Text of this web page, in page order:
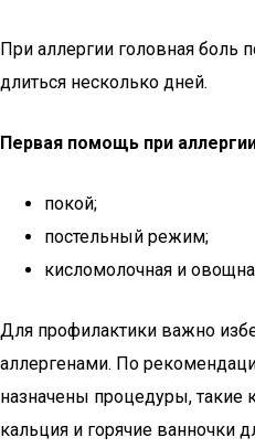
При аллергии головная боль
длиться несколько дней.
Первая помощь при
покой;
постельный режим;
кисломолочная и
Для профилактики важно
аллергенами. По
назначены процедуры, такие
кальция и горячие ванночки